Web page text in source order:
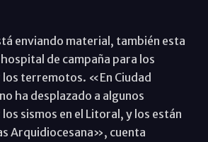
enviando material, también esta
de campaña para los
terremotos. «En Ciudad
ha desplazado a algunos
sismos en el Litoral, y los están
Arquidiocesana», cuenta